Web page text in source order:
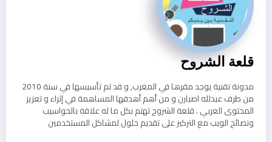
قلعة الشروح
مدونة تقنية يوجد مقرها في المغرب, و قد تم تأسيسها في سنة 2010
من طرف عبدلله اصبارن و من أهم أهدفها المساهمة في إثراء و تعزيز
المحتوى العربي . قلعة الشروح تهتم بكل ما له علاقة بالحواسيب
ونصائح الويب مع التركيز على تقديم حلول لمشاكل المستخدمين